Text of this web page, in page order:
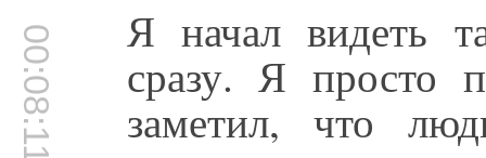
00:08:11 Я начал видеть
сразу. Я просто
заметил, что